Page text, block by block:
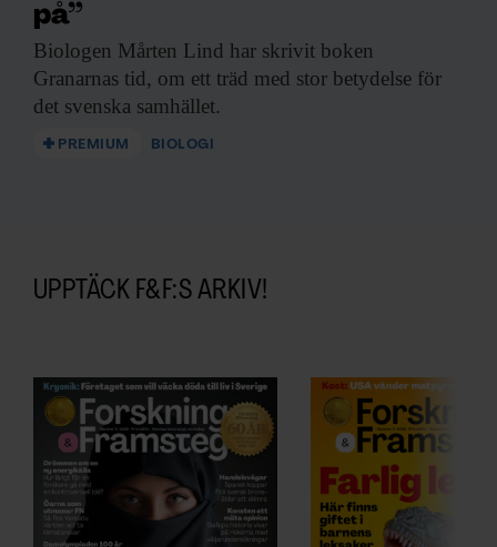
på”
Biologen Mårten Lind har skrivit boken
Granarnas tid, om ett träd med stor betydelse för
det svenska samhället.
PREMIUM BIOLOGI
UPPTÄCK F&F:S ARKIV!